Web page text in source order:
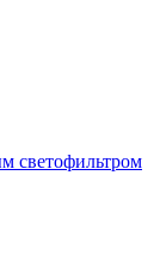
светофильтром